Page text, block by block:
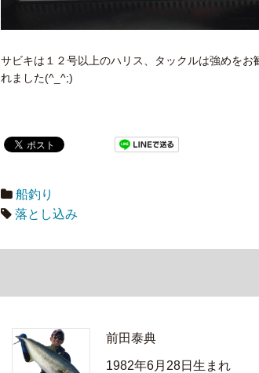
サビキは１２号以上のハリス、タックルは強めを
れました(^_^;)
船釣り
落とし込み
前田泰典
1982年6月28日生まれ